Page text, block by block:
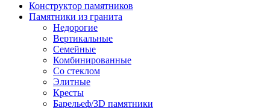
Конструктор памятников
Памятники из гранита
Недорогие
Вертикальные
Семейные
Комбинированные
Со стеклом
Элитные
Кресты
Барельеф/3D памятники